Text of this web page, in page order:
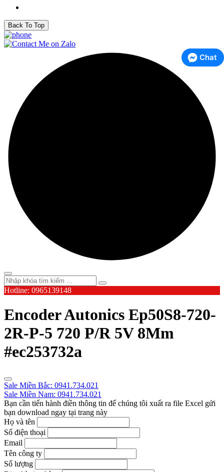
Back To Top
Chat
Hotline: 0965139148
Encoder Autonics Ep50S8-720-
2R-P-5 720 P/R 5V 8Mm
#ec253732a
Sale Miền Bắc: 0941.734.021
Sale Miền Nam: 0941.734.021
Bạn cần tiến hành điền thông tin để chúng tôi xuất ra file Excel gửi
bạn download ngay tại trang này
Họ và tên
Số điện thoại
Email
Tên công ty
Số lượng